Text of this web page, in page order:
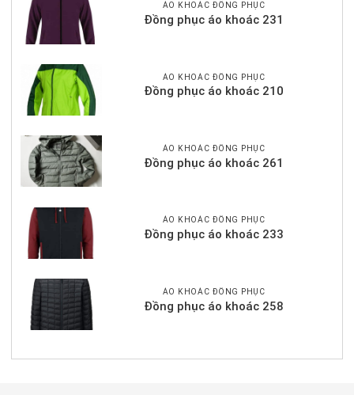
ÁO KHOÁC ĐỒNG PHỤC
Đồng phục áo khoác 231
ÁO KHOÁC ĐỒNG PHỤC
Đồng phục áo khoác 210
ÁO KHOÁC ĐỒNG PHỤC
Đồng phục áo khoác 261
ÁO KHOÁC ĐỒNG PHỤC
Đồng phục áo khoác 233
ÁO KHOÁC ĐỒNG PHỤC
Đồng phục áo khoác 258